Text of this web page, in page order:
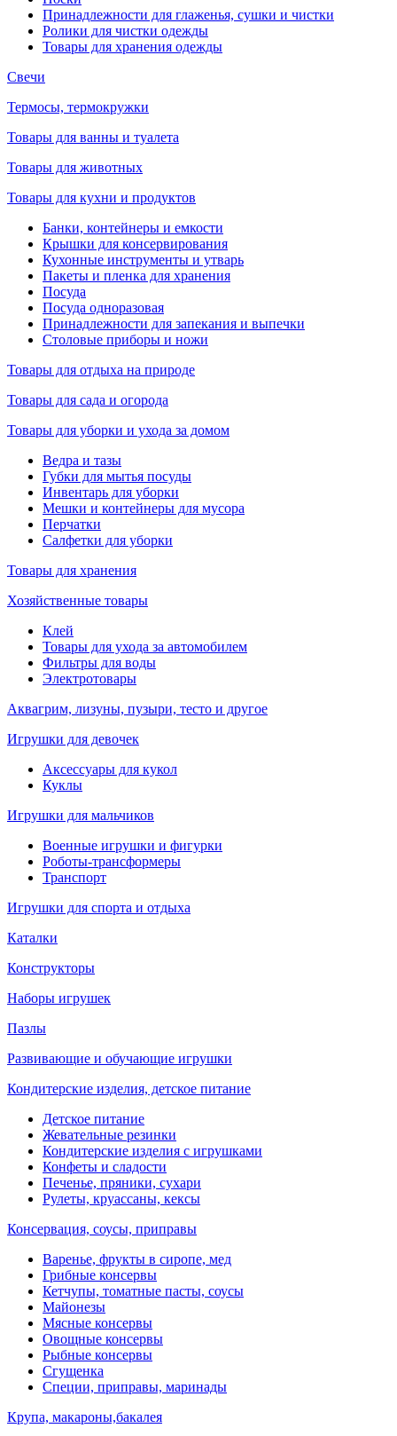
Принадлежности для глаженья, сушки и чистки
Ролики для чистки одежды
Товары для хранения одежды
Свечи
Термосы, термокружки
Товары для ванны и туалета
Товары для животных
Товары для кухни и продуктов
Банки, контейнеры и емкости
Крышки для консервирования
Кухонные инструменты и утварь
Пакеты и пленка для хранения
Посуда
Посуда одноразовая
Принадлежности для запекания и выпечки
Столовые приборы и ножи
Товары для отдыха на природе
Товары для сада и огорода
Товары для уборки и ухода за домом
Ведра и тазы
Губки для мытья посуды
Инвентарь для уборки
Мешки и контейнеры для мусора
Перчатки
Салфетки для уборки
Товары для хранения
Хозяйственные товары
Клей
Товары для ухода за автомобилем
Фильтры для воды
Электротовары
Аквагрим, лизуны, пузыри, тесто и другое
Игрушки для девочек
Аксессуары для кукол
Куклы
Игрушки для мальчиков
Военные игрушки и фигурки
Роботы-трансформеры
Транспорт
Игрушки для спорта и отдыха
Каталки
Конструкторы
Наборы игрушек
Пазлы
Развивающие и обучающие игрушки
Кондитерские изделия, детское питание
Детское питание
Жевательные резинки
Кондитерские изделия с игрушками
Конфеты и сладости
Печенье, пряники, сухари
Рулеты, круассаны, кексы
Консервация, соусы, приправы
Варенье, фрукты в сиропе, мед
Грибные консервы
Кетчупы, томатные пасты, соусы
Майонезы
Мясные консервы
Овощные консервы
Рыбные консервы
Сгущенка
Специи, приправы, маринады
Крупа, макароны,бакалея